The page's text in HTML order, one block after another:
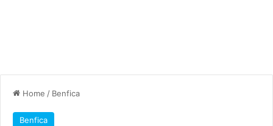
Home / Benfica
Benfica